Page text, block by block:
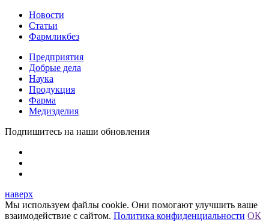
Новости
Статьи
Фармликбез
Предприятия
Добрые дела
Наука
Продукция
Фарма
Медизделия
Подпишитесь на наши обновления
наверх
Мы используем файлы cookie. Они помогают улучшить ваше
взаимодействие с сайтом. Политика конфиденциальности ОК